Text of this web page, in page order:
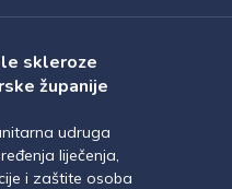
skleroze
županije
udruga
liječenja,
i zaštite osoba